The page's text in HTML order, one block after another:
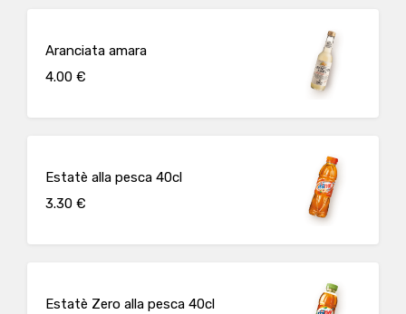
Aranciata amara
4.00 €
Estatè alla pesca 40cl
3.30 €
Estatè Zero alla pesca 40cl